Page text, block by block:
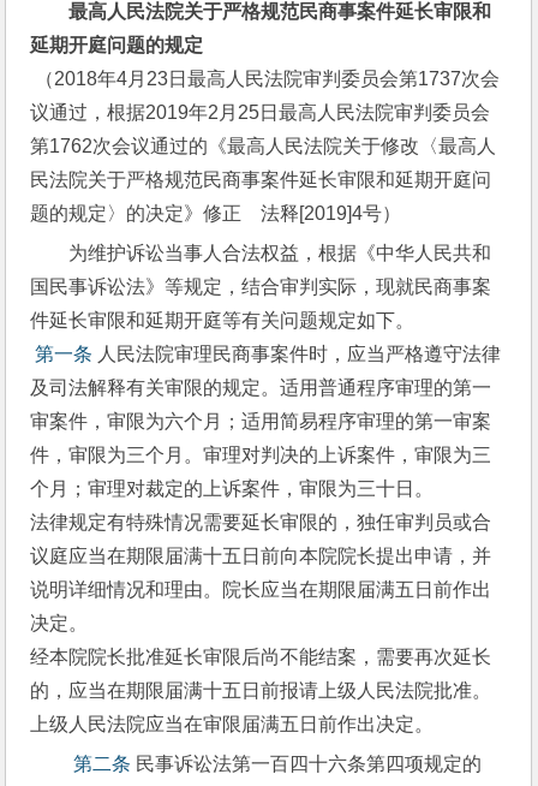
最高人民法院关于严格规范民商事案件延长审限和
延期开庭问题的规定
议通过，根据2019年2月25日最高人民法院审判委员会
第1762次会议通过的《最高人民法院关于修改〈最高人
民法院关于严格规范民商事案件延长审限和延期开庭问
题的规定〉的决定》修正　法释[2019]4号）
为维护诉讼当事人合法权益，根据《中华人民共和
国民事诉讼法》等规定，结合审判实际，现就民商事案
件延长审限和延期开庭等有关问题规定如下。
第一条 人民法院审理民商事案件时，应当严格遵守法律
及司法解释有关审限的规定。适用普通程序审理的第一
审案件，审限为六个月；适用简易程序审理的第一审案
件，审限为三个月。审理对判决的上诉案件，审限为三
个月；审理对裁定的上诉案件，审限为三十日。
法律规定有特殊情况需要延长审限的，独任审判员或合
议庭应当在期限届满十五日前向本院院长提出申请，并
说明详细情况和理由。院长应当在期限届满五日前作出
决定。
经本院院长批准延长审限后尚不能结案，需要再次延长
的，应当在期限届满十五日前报请上级人民法院批准。
上级人民法院应当在审限届满五日前作出决定。
第二条 民事诉讼法第一百四十六条第四项规定的